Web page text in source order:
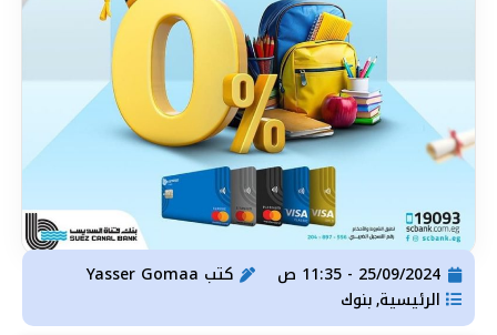
25/09/2024 - 11:35 ص كتب
الرئيسية, بنوك